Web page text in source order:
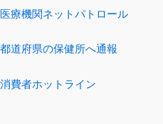
医療機関ネットパトロール
都道府県の保健所へ通報
消費者ホットライン